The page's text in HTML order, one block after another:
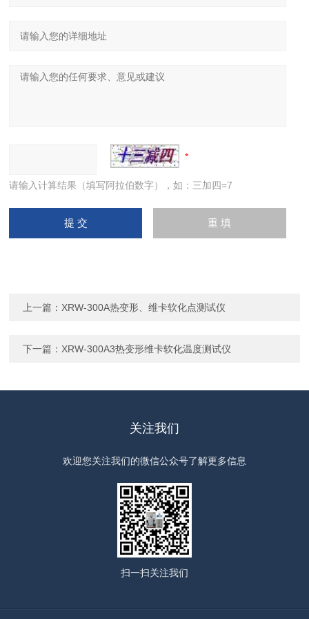
请输入计算结果（填写阿拉伯数字），如：三加四=7
上一篇： XRW-300A热变形、维卡软化点测试仪
下一篇： XRW-300A3热变形维卡软化温度测试仪
关注我们
欢迎您关注我们的微信公众号了解更多信息
扫一扫关注我们